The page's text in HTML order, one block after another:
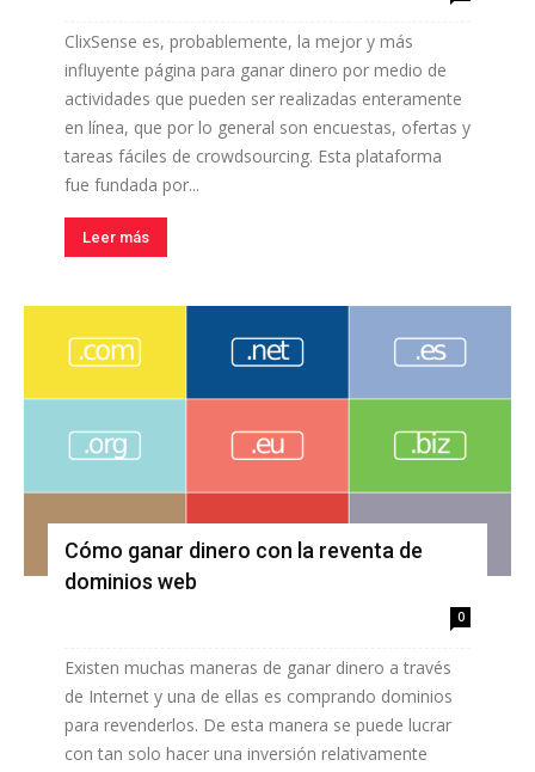
ClixSense es, probablemente, la mejor y más
influyente página para ganar dinero por medio de
actividades que pueden ser realizadas enteramente
en línea, que por lo general son encuestas, ofertas y
tareas fáciles de crowdsourcing. Esta plataforma
fue fundada por...
Leer más
Cómo ganar dinero con la reventa de
dominios web
0
Existen muchas maneras de ganar dinero a través
de Internet y una de ellas es comprando dominios
para revenderlos. De esta manera se puede lucrar
con tan solo hacer una inversión relativamente